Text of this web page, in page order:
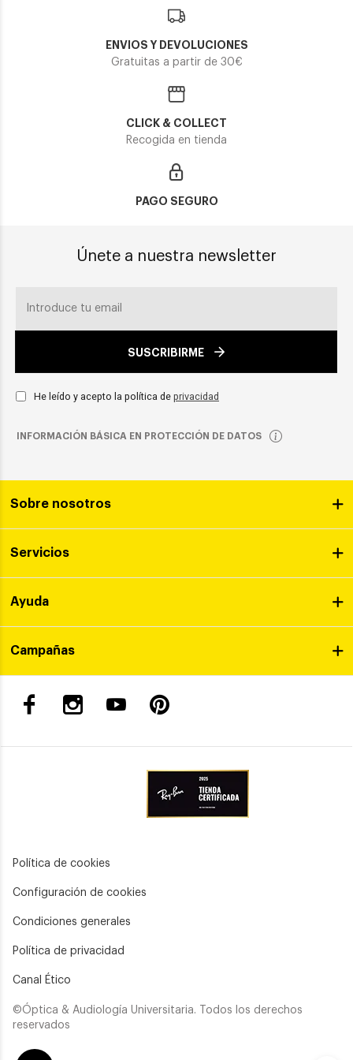
ENVIOS Y DEVOLUCIONES
Gratuitas a partir de 30€
CLICK & COLLECT
Recogida en tienda
PAGO SEGURO
Únete a nuestra newsletter
SUSCRIBIRME
He leído y acepto la política deprivacidad
INFORMACIÓN BÁSICA EN PROTECCIÓN DE DATOS
Sobre nosotros
Servicios
Ayuda
Campañas
Política de cookies
Configuración de cookies
Condiciones generales
Política de privacidad
Canal Ético
©Óptica & Audiología Universitaria. Todos los derechos
reservados